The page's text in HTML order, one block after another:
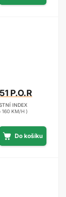
P.O.R
INDEX
160 KM/H )